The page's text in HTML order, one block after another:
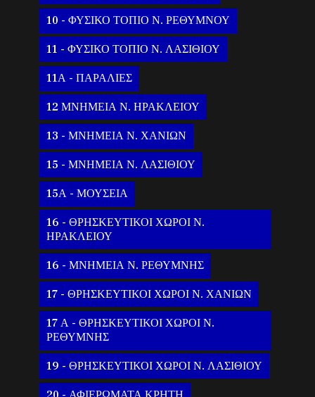
10 - ΦΥΣΙΚΟ ΤΟΠΙΟ Ν. ΡΕΘΥΜΝΟΥ
11 - ΦΥΣΙΚΟ ΤΟΠΙΟ Ν. ΛΑΣΙΘΙΟΥ
11Α - ΠΑΡΑΛΙΕΣ
12 ΜΝΗΜΕΙΑ Ν. ΗΡΑΚΛΕΙΟΥ
13 - ΜΝΗΜΕΙΑ Ν. ΧΑΝΙΩΝ
15 - ΜΝΗΜΕΙΑ Ν. ΛΑΣΙΘΙΟΥ
15Α - ΜΟΥΣΕΙΑ
16 - ΘΡΗΣΚΕΥΤΙΚΟΙ ΧΩΡΟΙ Ν.
ΗΡΑΚΛΕΙΟΥ
16 - ΜΝΗΜΕΙΑ Ν. ΡΕΘΥΜΝΗΣ
17 - ΘΡΗΣΚΕΥΤΙΚΟΙ ΧΩΡΟΙ Ν. ΧΑΝΙΩΝ
17 Α - ΘΡΗΣΚΕΥΤΙΚΟΙ ΧΩΡΟΙ Ν.
ΡΕΘΥΜΝΗΣ
19 - ΘΡΗΣΚΕΥΤΙΚΟΙ ΧΩΡΟΙ Ν. ΛΑΣΙΘΙΟΥ